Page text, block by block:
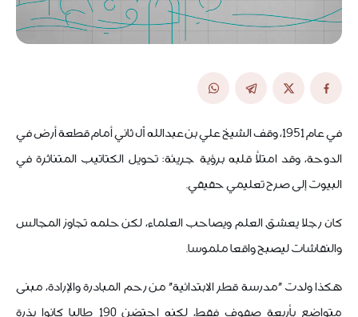
في عام 1951، وقف الشيخ علي بن عبدالله آل ثاني أمام قطعة أرض في
الدوحة، وقد امتلأ قلبه برؤية جريئة: تحويل الكتاتيب المتناثرة في
البيوت إلى صرح تعليمي حقيقي.
كان رجلا يعشق العلم ويصاحب العلماء، لكن حلمه تجاوز المجالس
والنقاشات ليصبح واقعا ملموسا.
هكذا ولدت "مدرسة قطر الابتدائية" من رحم المبادرة والإرادة، مبنى
متواضع بأربعة صفوف فقط، لكنه احتضن 190 طالبا كانوا بذرة